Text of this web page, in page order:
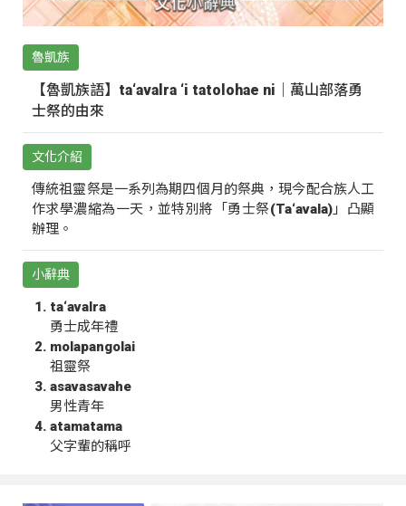
魯凱族
【魯凱族語】ta‘avalra ‘i tatolohae ni｜萬山部落勇
士祭的由來
文化介紹
傳統祖靈祭是一系列為期四個月的祭典，現今配合族人工
作求學濃縮為一天，並特別將「勇士祭(Ta‘avala)」凸顯
辦理。
小辭典
ta‘avalra
勇士成年禮
molapangolai
祖靈祭
asavasavahe
男性青年
atamatama
父字輩的稱呼